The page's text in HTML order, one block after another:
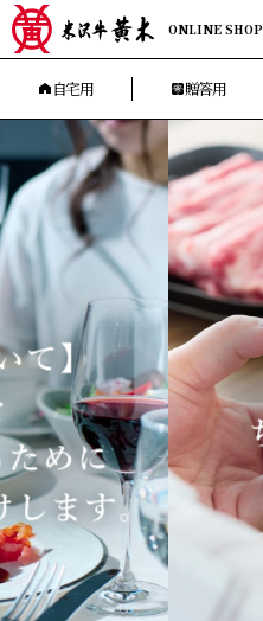
ONLINE SHOP
自宅用 贈答用